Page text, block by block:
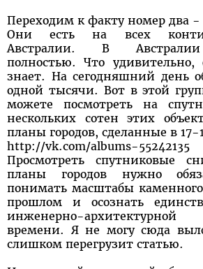
Переходим к факту номер два -
Они есть на всех
Австралии. В
полностью. Что
знает. На сегодняшний день
одной тысячи. Вот в этой
можете посмотреть на
нескольких сотен этих
планы городов, сделанные в 17-
http://vk.com/albums-55242135
Просмотреть спутниковые
планы городов нужно
понимать масштабы каменного
прошлом и осознать
инженерно-
времени. Я не могу сюда
слишком перегрузит статью.